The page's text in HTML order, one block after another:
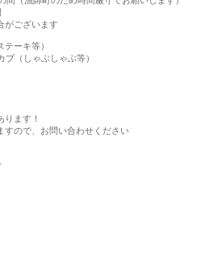
ございます
テーキ等）
（しゃぶしゃぶ等）
ります！
ので、お問い合わせください